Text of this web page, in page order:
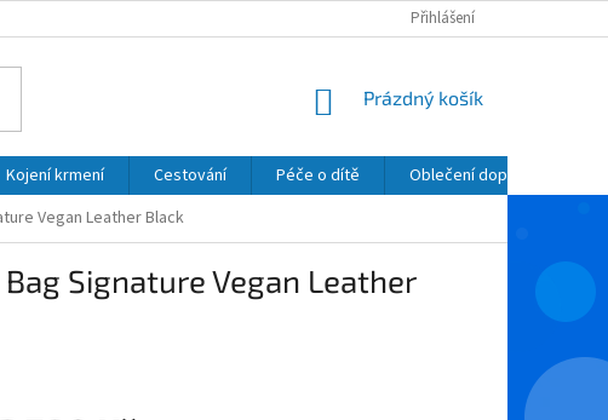
Přihlášení
NÁKUPNÍ
Prázdný košík
Kojení krmení Cestování Péče o dítě
Oblečení dopňky
Vegan Leather Black
Signature Vegan Leather